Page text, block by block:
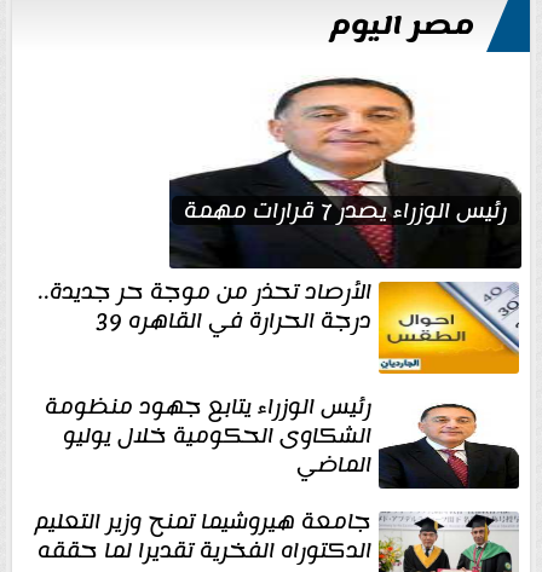
مصر اليوم
رئيس الوزراء يصدر 7 قرارات مهمة
الأرصاد تحذر من موجة حر جديدة..
درجة الحرارة في القاهره 39
رئيس الوزراء يتابع جهود منظومة
الشكاوى الحكومية خلال يوليو
الماضي
جامعة هيروشيما تمنح وزير التعليم
الدكتوراه الفخرية تقديرا لما حققه